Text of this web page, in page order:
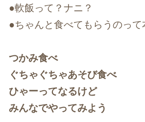
●軟飯って？ナニ？
●ちゃんと食べてもらうのって
つかみ食べ
ぐちゃぐちゃあそび食べ
ひゃーってなるけど
みんなでやってみよう